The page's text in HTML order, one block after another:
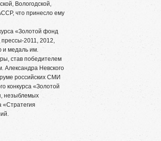
Вологодской,
что принесло ему
«Золотой фонд
2011, 2012,
и медаль им.
став победителем
Александра Невского
российских СМИ
конкурса «Золотой
незыблемых
«Стратегия